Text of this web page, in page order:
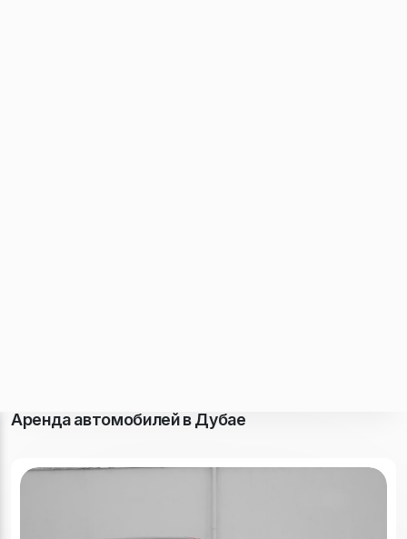
Аренда автомобилей в Дубае